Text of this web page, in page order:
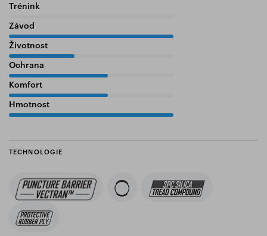
Trénink
Závod
Životnost
Ochrana
Komfort
Hmotnost
TECHNOLOGIE